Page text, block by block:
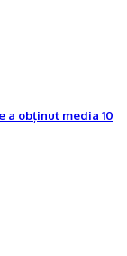
a obținut media 10